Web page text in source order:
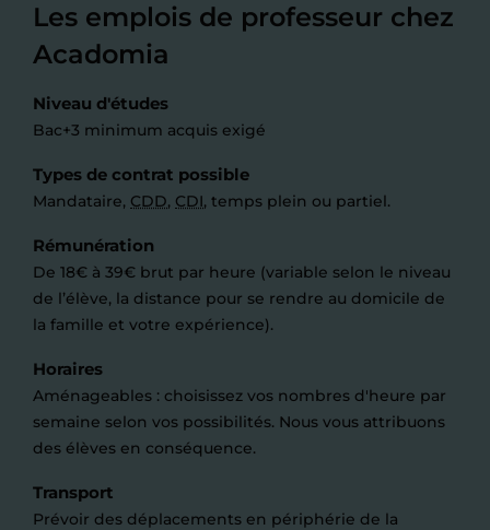
Les emplois de professeur chez
Acadomia
Niveau d'études
Bac+3 minimum acquis exigé
Types de contrat possible
Mandataire, CDD, CDI, temps plein ou partiel.
Rémunération
De 18€ à 39€ brut par heure (variable selon le niveau
de l’élève, la distance pour se rendre au domicile de
la famille et votre expérience).
Horaires
Aménageables : choisissez vos nombres d'heure par
semaine selon vos possibilités. Nous vous attribuons
des élèves en conséquence.
Transport
Prévoir des déplacements en périphérie de la